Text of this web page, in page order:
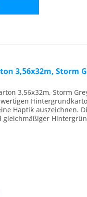
3,56x32m, Storm
3,56x32m, Storm
Haptik auszeichnen.